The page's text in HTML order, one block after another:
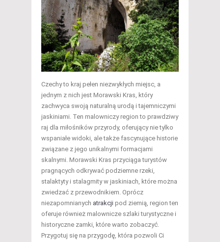
Czechy to kraj pełen niezwykłych miejsc, a
jednym z nich jest Morawski Kras, który
zachwyca swoją naturalną urodą i tajemniczymi
jaskiniami. Ten malowniczy region to prawdziwy
raj dla miłośników przyrody, oferujący nie tylko
wspaniałe widoki, ale także fascynujące historie
związane z jego unikalnymi formacjami
skalnymi. Morawski Kras przyciąga turystów
pragnących odkrywać podziemne rzeki,
stalaktyty i stalagmity w jaskiniach, które można
zwiedzać z przewodnikiem. Oprócz
niezapomnianych atrakcji pod ziemią, region ten
oferuje również malownicze szlaki turystyczne i
historyczne zamki, które warto zobaczyć.
Przygotuj się na przygodę, która pozwoli Ci